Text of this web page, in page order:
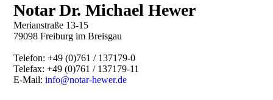
Notar Dr. Michael Hewer
Merianstraße 13-15
79098 Freiburg im Breisgau
Telefon: +49 (0)761 / 137179-0
Telefax:+49 (0)761 / 137179-11
E-Mail:info@notar-hewer.de